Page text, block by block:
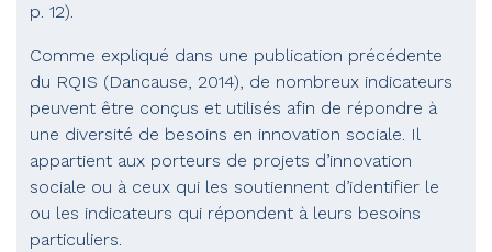
p. 12).
Comme expliqué dans une publication précédente
du RQIS (Dancause, 2014), de nombreux indicateurs
peuvent être conçus et utilisés afin de répondre à
une diversité de besoins en innovation sociale. Il
appartient aux porteurs de projets d’innovation
sociale ou à ceux qui les soutiennent d’identifier le
ou les indicateurs qui répondent à leurs besoins
particuliers.